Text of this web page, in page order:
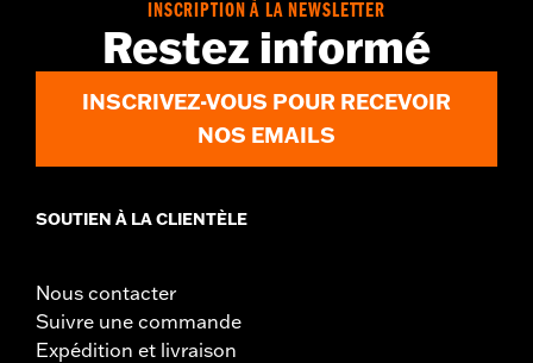
INSCRIPTION À LA NEWSLETTER
Restez informé
INSCRIVEZ-VOUS POUR RECEVOIR
NOS EMAILS
SOUTIEN À LA CLIENTÈLE
Nous contacter
Suivre une commande
Expédition et livraison